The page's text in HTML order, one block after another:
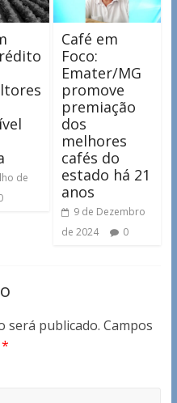
de
Café em
Foco:
Emater/MG
promove
premiação
dos
melhores
cafés do
estado há 21
anos
9 de Dezembro
de 2024
0
será publicado. Campos
*